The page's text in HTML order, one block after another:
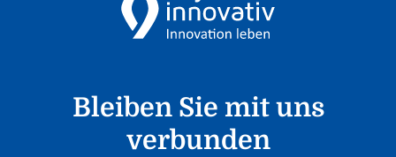
Bleiben Sie mit uns
verbunden